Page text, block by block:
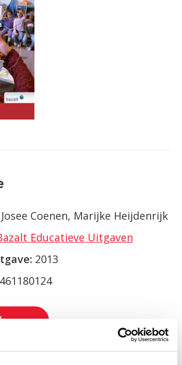
Josee Coenen, Marijke Heijdenrijk
Educatieve Uitgaven
2013